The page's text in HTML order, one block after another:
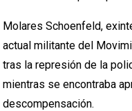
Molares Schoenfeld,
actual militante del
tras la represión de la
mientras se encontraba
descompensación.